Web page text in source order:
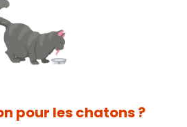
pour les chatons ?